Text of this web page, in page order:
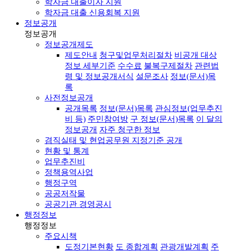
학자금 대출이자 지원
학자금 대출 신용회복 지원
정보공개
정보공개
정보공개제도
제도안내 청구및업무처리절차 비공개 대상
정보 세부기준 수수료 불복구제절차 관련법
령 및 정보공개서식 설문조사 정보(문서)목
록
사전정보공개
공개목록 정보(문서)목록 관심정보(업무추진
비 등) 주민참여방 구 정보(문서)목록 이 달의
정보공개 자주 청구한 정보
겸직실태 및 현업공무원 지정기준 공개
현황 및 통계
업무추진비
정책용역사업
행정구역
공공저작물
공공기관 경영공시
행정정보
행정정보
주요시책
도정기본현황 도 종합계획 관광개발계획 주